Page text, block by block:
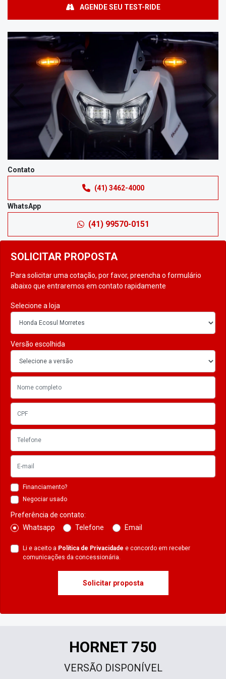
AGENDE SEU TEST-RIDE
SOLICITAR PROPOSTA
Para solicitar uma cotação, por favor, preencha o formulário
abaixo que entraremos em contato rapidamente
Selecione a loja
Versão escolhida
Financiamento?
Negociar usado
Preferência de contato:
Whatsapp
Telefone Email
Li e aceito a Política de Privacidade e concordo em receber
comunicações da concessionária.
Solicitar proposta
Contato
(41) 3462-4000
WhatsApp
(41) 99570-0151
HORNET 750
VERSÃO DISPONÍVEL